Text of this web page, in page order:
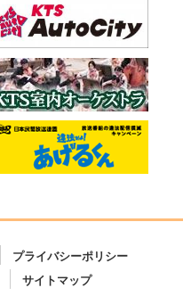
プライバシーポリシー
サイトマップ